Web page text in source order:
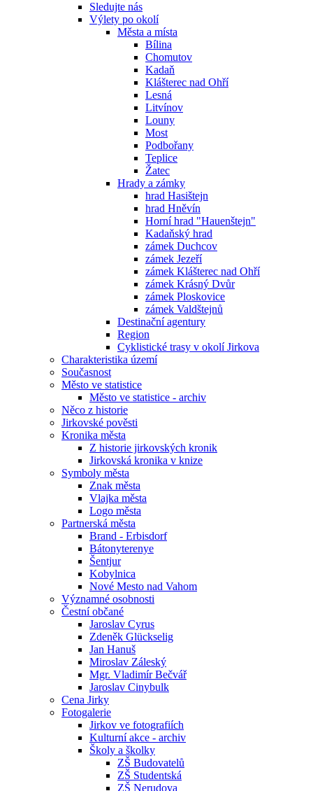
Sledujte nás
Výlety po okolí
Města a místa
Bílina
Chomutov
Kadaň
Klášterec nad Ohří
Lesná
Litvínov
Louny
Most
Podbořany
Teplice
Žatec
Hrady a zámky
hrad Hasištejn
hrad Hněvín
Horní hrad "Hauenštejn"
Kadaňský hrad
zámek Duchcov
zámek Jezeří
zámek Klášterec nad Ohří
zámek Krásný Dvůr
zámek Ploskovice
zámek Valdštejnů
Destinační agentury
Region
Cyklistické trasy v okolí Jirkova
Charakteristika území
Současnost
Město ve statistice
Město ve statistice - archiv
Něco z historie
Jirkovské pověsti
Kronika města
Z historie jirkovských kronik
Jirkovská kronika v knize
Symboly města
Znak města
Vlajka města
Logo města
Partnerská města
Brand - Erbisdorf
Bátonyterenye
Šentjur
Kobylnica
Nové Mesto nad Vahom
Významné osobnosti
Čestní občané
Jaroslav Cyrus
Zdeněk Glückselig
Jan Hanuš
Miroslav Záleský
Mgr. Vladimír Bečvář
Jaroslav Cinybulk
Cena Jirky
Fotogalerie
Jirkov ve fotografiích
Kulturní akce - archiv
Školy a školky
ZŠ Budovatelů
ZŠ Studentská
ZŠ Nerudova